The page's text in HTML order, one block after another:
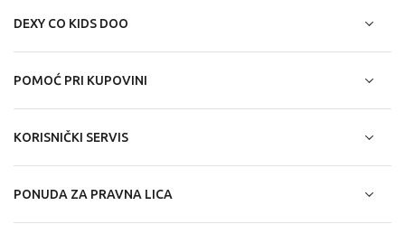
DEXY CO KIDS DOO
POMOĆ PRI KUPOVINI
KORISNIČKI SERVIS
PONUDA ZA PRAVNA LICA